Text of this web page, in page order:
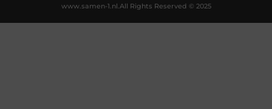
All Rights Reserved © 2025
www.samen-1.nl.